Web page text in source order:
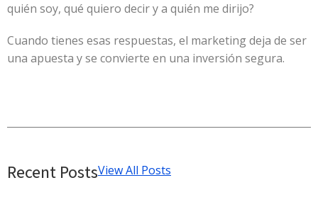
quién soy, qué quiero decir y a quién me dirijo?
Cuando tienes esas respuestas, el marketing deja de ser
una apuesta y se convierte en una inversión segura.
Recent PostsView All Posts